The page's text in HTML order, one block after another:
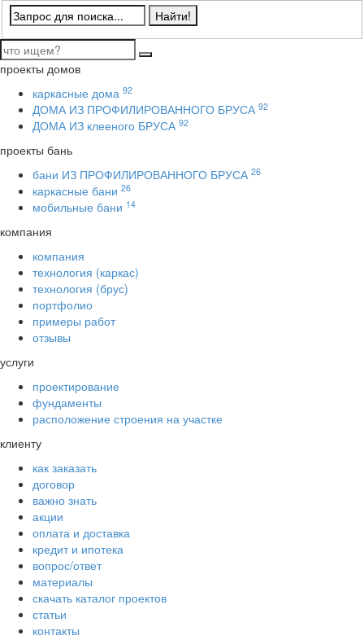
проекты домов
каркасные дома 92
ДОМА ИЗ ПРОФИЛИРОВАННОГО БРУСА 92
ДОМА ИЗ клееного БРУСА 92
проекты бань
бани ИЗ ПРОФИЛИРОВАННОГО БРУСА 26
каркасные бани 26
мобильные бани 14
компания
компания
технология (каркас)
технология (брус)
портфолио
примеры работ
отзывы
услуги
проектирование
фундаменты
расположение строения на участке
клиенту
как заказать
договор
важно знать
акции
оплата и доставка
кредит и ипотека
вопрос/ответ
материалы
скачать каталог проектов
статьи
контакты